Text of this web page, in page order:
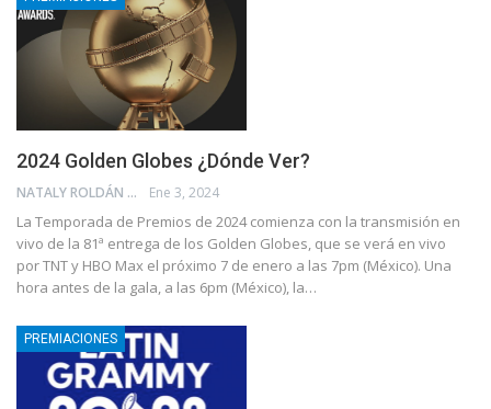
2024 Golden Globes ¿Dónde Ver?
NATALY ROLDÁN Ene 3, 2024
La Temporada de Premios de 2024 comienza con la transmisión en
vivo de la 81ª entrega de los Golden Globes, que se verá en vivo
por TNT y HBO Max el próximo 7 de enero a las 7pm (México). Una
hora antes de la gala, a las 6pm (México), la…
PREMIACIONES